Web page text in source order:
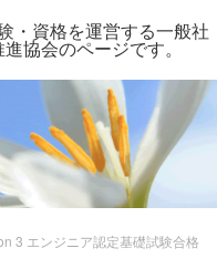
・資格を運営する一般社
協会のページです。
3 エンジニア認定基礎試験合格